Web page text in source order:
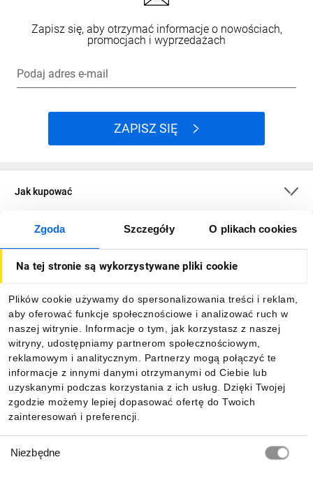
Zgoda Szczegóły O plikach cookies
Na tej stronie są wykorzystywane pliki cookie
Plików cookie używamy do spersonalizowania treści i reklam,
aby oferować funkcje społecznościowe i analizować ruch w
naszej witrynie. Informacje o tym, jak korzystasz z naszej
witryny, udostępniamy partnerom społecznościowym,
reklamowym i analitycznym. Partnerzy mogą połączyć te
informacje z innymi danymi otrzymanymi od Ciebie lub
uzyskanymi podczas korzystania z ich usług. Dzięki Twojej
zgodzie możemy lepiej dopasować ofertę do Twoich
zainteresowań i preferencji.
zgody
Niezbędne
Zapisz się, aby otrzymać informacje o nowościach,
promocjach i wyprzedażach
Podaj adres e-mail
ZAPISZ SIĘ
Jak kupować
O firmie
Informacje
Pobierz naszą aplikację mobilną: